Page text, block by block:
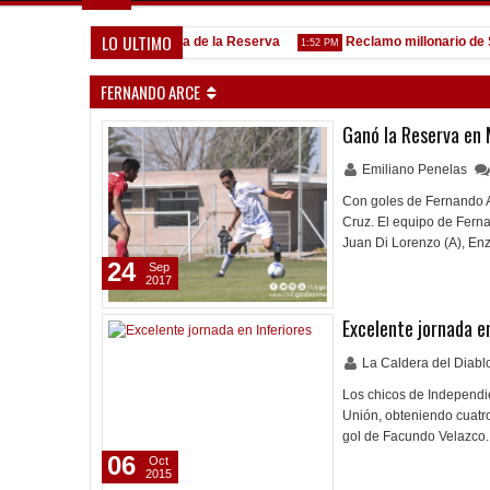
LO ULTIMO
Goleada histórica de la Reserva 1:52 PM Reclamo millonario de San
FERNANDO ARCE
Ganó la Reserva en
Emiliano Penelas
Con goles de Fernando
Cruz. El equipo de
Juan Di Lorenzo (A),
24
Sep
2017
Excelente jornada
La Caldera del
Los chicos de
Unión, obteniendo
gol de Facundo
06
Oct
2015